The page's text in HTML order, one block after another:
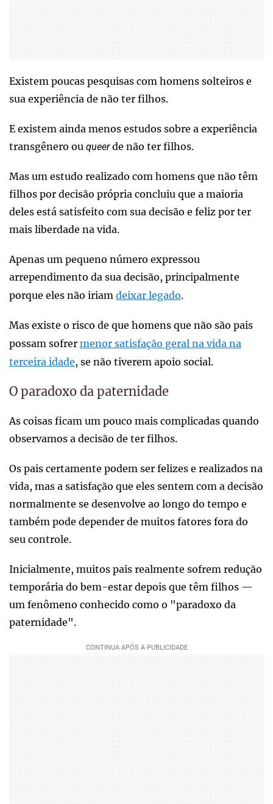
Existem poucas pesquisas com homens solteiros e
sua experiência de não ter filhos.
E existem ainda menos estudos sobre a experiência
transgênero ou queerde não ter filhos.
Mas um estudo realizado com homens que não têm
filhos por decisão própria concluiu que a maioria
deles está satisfeito com sua decisão e feliz por ter
mais liberdade na vida.
Apenas um pequeno número expressou
arrependimento da sua decisão, principalmente
porque eles não iriam deixar legado.
Mas existe o risco de que homens que não são pais
possam sofrer menor satisfação geral na vida na
terceira idade, se não tiverem apoio social.
O paradoxo da paternidade
As coisas ficam um pouco mais complicadas quando
observamos a decisão de ter filhos.
Os pais certamente podem ser felizes e realizados na
vida, mas a satisfação que eles sentem com a decisão
normalmente se desenvolve ao longo do tempo e
também pode depender de muitos fatores fora do
seu controle.
Inicialmente, muitos pais realmente sofrem redução
temporária do bem-estar depois que têm filhos —
um fenômeno conhecido como o "paradoxo da
paternidade".